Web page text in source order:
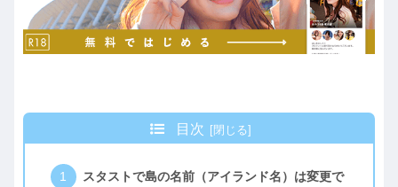
目次
スタストで島の名前（アイランド名）は変更で